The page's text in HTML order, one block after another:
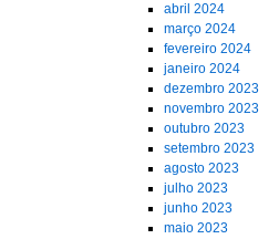
abril 2024
março 2024
fevereiro 2024
janeiro 2024
dezembro 2023
novembro 2023
outubro 2023
setembro 2023
agosto 2023
julho 2023
junho 2023
maio 2023